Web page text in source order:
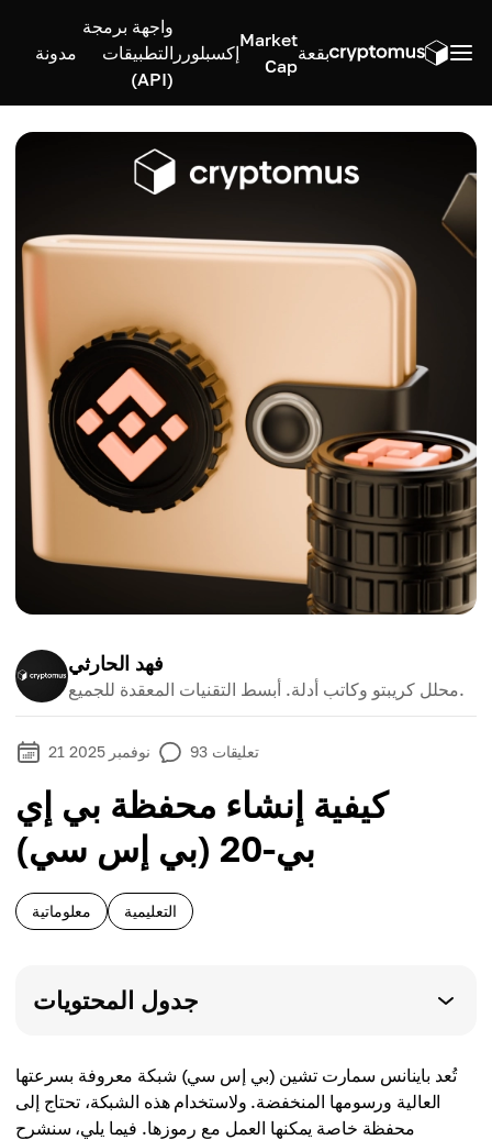
بقعة
Market
Cap
إكسبلورر
واجهة برمجة
التطبيقات
(API)
مدونة
فهد الحارثي
محلل كريبتو وكاتب أدلة. أبسط التقنيات المعقدة للجميع.
21 نوفمبر 2025 93 تعليقات
كيفية إنشاء محفظة بي إي
بي-20 (بي إس سي)
معلوماتية التعليمية
جدول المحتويات
تُعد باينانس سمارت تشين (بي إس سي) شبكة معروفة بسرعتها
العالية ورسومها المنخفضة. ولاستخدام هذه الشبكة، تحتاج إلى
محفظة خاصة يمكنها العمل مع رموزها. فيما يلي، سنشرح